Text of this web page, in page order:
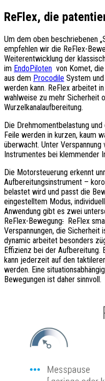
ReFlex, die
Um dem oben beschriebenen
empfehlen wir die ReFlex-
Weiterentwicklung der
im EndoPiloten von Komet,
aus dem Procodile System
werden kann. ReFlex arbeitet
wahlweise zu mehr Sicherheit
Wurzelkanalaufbereitung.
Die Drehmomentbelastung
Feile werden in kurzen, kaum
überwacht. Unter Verspannung
Instrumentes bei klemmender
Die Motorsteuerung erkennt
Aufbereitungsinstrument –
belastet wird und passt die
eingestelltem Modus,
Anwendung gibt es zwei
ReFlex-Bewegung: ReFlex
Verspannungen, die Sicherheit
dynamic arbeitet besonders
Effizienz bei der Aufbereitung.
kann jederzeit auf den
werden. Eine
Bewegungen ist daher sinnvoll.